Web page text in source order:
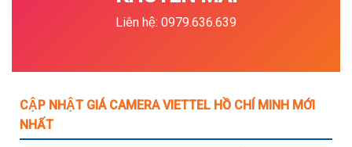
Liên hệ: 0979.636.639
CẬP NHẬT GIÁ CAMERA VIETTEL HỒ CHÍ MINH MỚI
NHẤT